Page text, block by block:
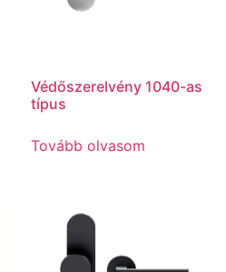
Védőszerelvény 1040-as
típus
Tovább olvasom